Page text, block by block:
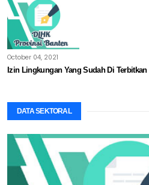
October 04, 2021
Izin Lingkungan Yang Sudah Di Terbitkan
DATA SEKTORAL